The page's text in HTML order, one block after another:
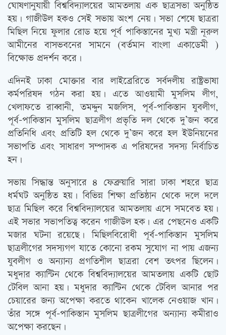
ঘোষণানুযায়ী বিশ্ববিদ্যালয়ের আমতলায় এক ছাত্রসভা অনুষ্ঠিত
হয়। গাজীউল হকও সেই সভায় অংশ নেয়। সভা শেষে ছাত্ররা
মিছিল নিয়ে ফুলার রোড হয়ে পূর্ব পাকিস্তানের মুখ্য মন্ত্রী নূরুল
আমীনের বাসভবনের সামনে (বর্তমান বাংলা একাডেমী )
বিক্ষোভ প্রদর্শন করে।
এদিনই ঢাকা মোক্তার বার লাইব্রেরিতে সর্বদলীয় রাষ্ট্রভাষা
কর্মপরিষদ গঠন করা হয়। এতে আওয়ামী মুসলিম লীগ,
খেলাফতে রাব্বানী, তমদ্দুন মজলিস, পূর্ব-পাকিস্তান যুবলীগ,
পূর্ব-পাকিস্তান মুসলিম ছাত্রলীগ প্রভৃতি দল থেকে দু’জন করে
প্রতিনিধি এবং প্রতিটি হল থেকে দু’জন করে হল ইউনিয়নের
সভাপতি এবং সাধারণ সম্পাদক এ পরিষদের সদস্য নির্বাচিত
হন।
সভায় সিদ্ধান্ত অনুসারে ৪ ফেব্রুয়ারি সারা ঢাকা শহরে ছাত্র
ধর্মঘট অনুষ্ঠিত হয়। বিভিন্ন শিক্ষা প্রতিষ্ঠান থেকে দলে দলে
ছাত্র মিছিল করে বিশ্ববিদ্যালয়ের আমতলায় এসে সমবেত হয়।
এই সভার সভাপতিত্ব করেন গাজীউল হক। এর পেছনেও একটি
মজার ঘটনা রয়েছে। মিছিলবিরোধী পূর্ব-পাকিস্তান মুসলিম
ছাত্রলীগের সদস্যগণ যাতে কোনো রকম সুযোগ না পায় এজন্য
যুবলীগ ও অন্যান্য প্রগতিশীল ছাত্ররা বেশ তত্‍পর ছিলেন।
মধুদার ক্যান্টিন থেকে বিশ্ববিদ্যালয়ের আমতলায় একটি ছোট
টেবিল আনা হয়। মধুদার ক্যান্টিন থেকে টেবিল আনার পর
চেয়ারের জন্য অপেক্ষা করতে থাকেন খালেক নেওয়াজ খান।
তাঁর সঙ্গে পূর্ব-পাকিস্তান মুসলিম ছাত্রলীগের অন্যান্য কমীরাও
অপেক্ষা করছেন।